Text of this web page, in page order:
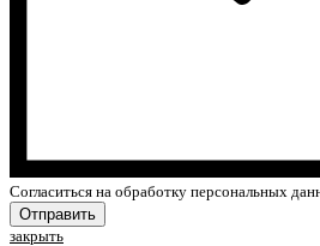
Cогласиться на обработку персональных
Отправить
закрыть